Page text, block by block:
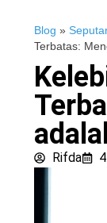
Blog »
Terbatas:
Rifda